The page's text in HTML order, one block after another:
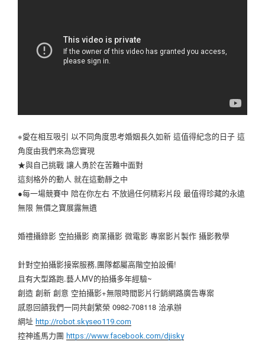
※愛在相互吸引 以不同角度思考婚姻長久如新 這值得紀念的日子 這
角度由我們來為您實現
★與自己挑戰 讓人勇於在苦難中面對
這刻格外的動人 就在這動靜之中
●每一場競賽中 陪在你左右 不放過任何精彩片段 最值得珍藏的永遠
無限 無價之寶展露無遺
婚禮攝錄影 空拍攝影 商業攝影 微電影 專案影片製作 攝影教學
針對空拍攝影接案服務,團隊都屬高階空拍設備!
且有大型路跑.藝人MV的拍攝多年經驗~
創造 創新 創意 空拍攝影+無限時間影片行銷網路廣告專案
感恩回饋我們一同共創繁榮 0982-708118 洽承辦
網址 http://robot.skyseo119.com
控神遙馬力團 https://www.facebook.com/djisky